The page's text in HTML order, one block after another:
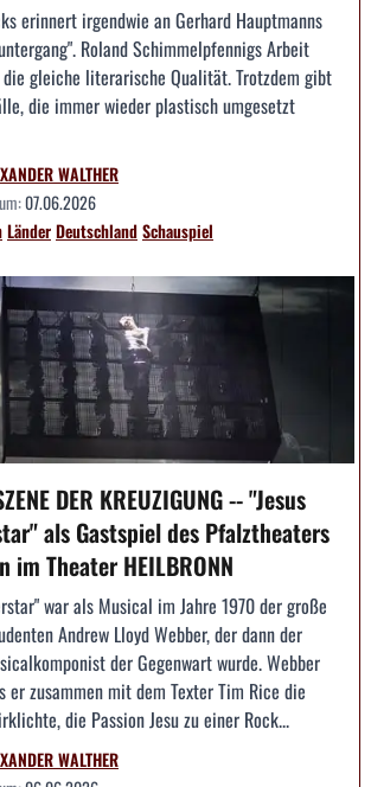
erinnert irgendwie an Gerhard Hauptmanns
Roland Schimmelpfennigs Arbeit
gleiche literarische Qualität. Trotzdem gibt
die immer wieder plastisch umgesetzt
WALTHER
07.06.2026
LänderDeutschlandSchauspiel
DER KREUZIGUNG -- "Jesus
als Gastspiel des Pfalztheaters
im Theater HEILBRONN
war als Musical im Jahre 1970 der große
Andrew Lloyd Webber, der dann der
der Gegenwart wurde. Webber
er zusammen mit dem Texter Tim Rice die
die Passion Jesu zu einer Rock...
WALTHER